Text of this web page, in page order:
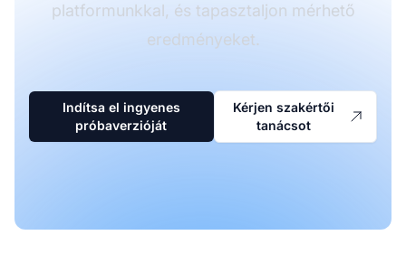
platformunkkal, és tapasztaljon mérhető
eredményeket.
Indítsa el ingyenes
próbaverzióját
Kérjen szakértői
tanácsot